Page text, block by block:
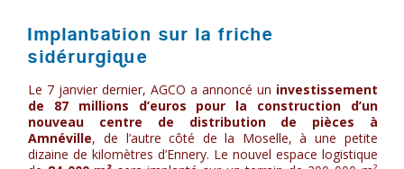
Implantation sur la friche
sidérurgique
Le 7 janvier dernier, AGCO a annoncé un investissement
de 87 millions d’euros pour la construction d’un
nouveau centre de distribution de pièces à
Amnéville, de l’autre côté de la Moselle, à une petite
dizaine de kilomètres d’Ennery. Le nouvel espace logistique